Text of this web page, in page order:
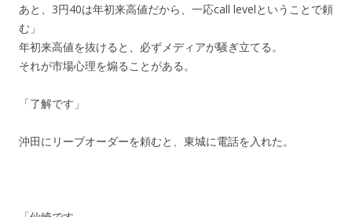
あと、3円40は年初来高値だから、一応call levelということで頼
む」
年初来高値を抜けると、必ずメディアが騒ぎ立てる。
それが市場心理を煽ることがある。
「了解です」
沖田にリーブオーダーを頼むと、東城に電話を入れた。